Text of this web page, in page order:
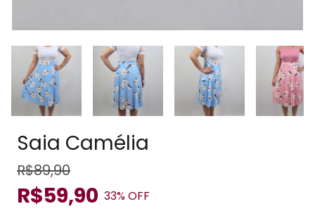
Saia Camélia
R$89,90
R$59,90 33% OFF